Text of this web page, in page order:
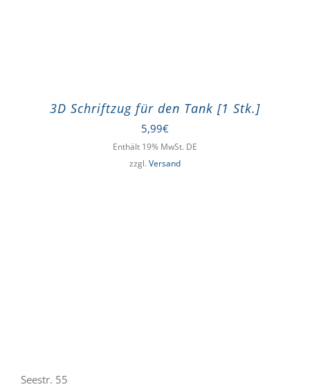
3D Schriftzug für den Tank [1 Stk.]
5,99€
Enthält 19% MwSt. DE
zzgl. Versand
Seestr. 55